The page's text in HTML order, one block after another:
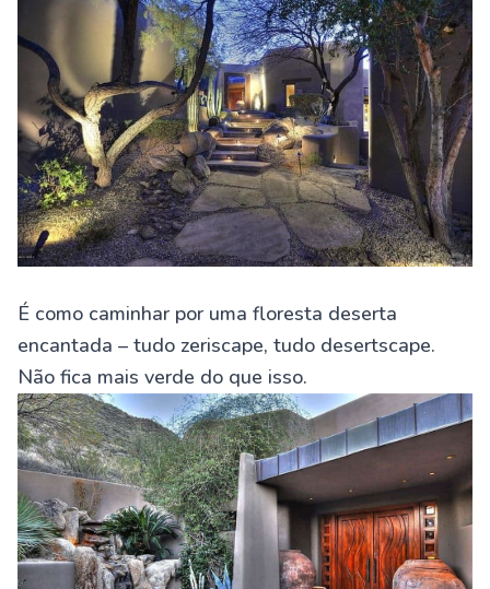
É como caminhar por uma floresta deserta
encantada – tudo zeriscape, tudo desertscape.
Não fica mais verde do que isso.